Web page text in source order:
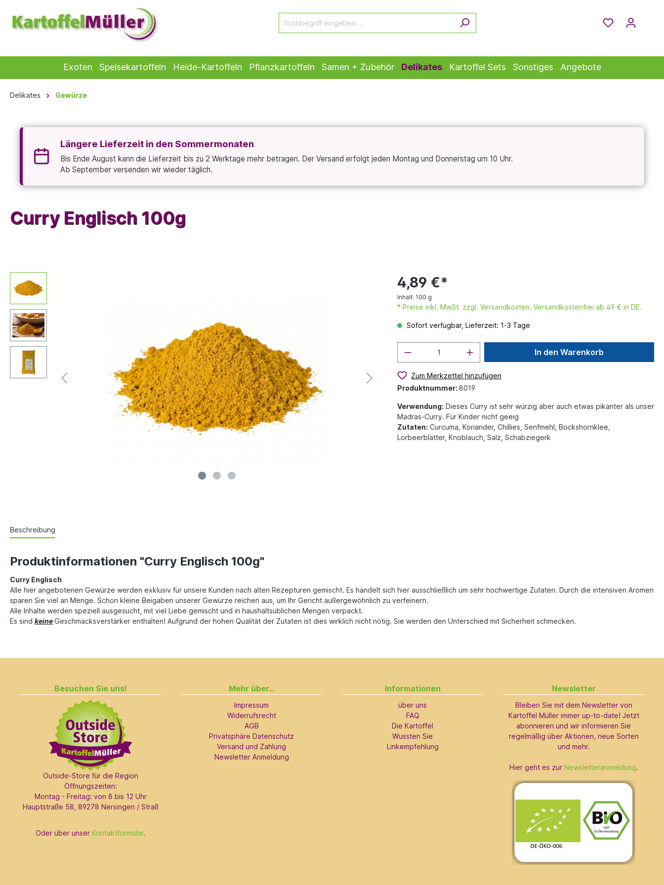
Exoten Speisekartoffeln Heide-Kartoffeln Pflanzkartoffeln Samen + Zubehör Delikates Kartoffel Sets Sonstiges Angebote
Delikates Gewürze
Längere Lieferzeit in den Sommermonaten
Bis Ende August kann die Lieferzeit bis zu 2 Werktage mehr betragen. Der Versand erfolgt jeden Montag und Donnerstag um 10 Uhr.
Ab September versenden wir wieder täglich.
Curry Englisch 100g
4,89 €*
Inhalt: 100 g
* Preise inkl. MwSt. zzgl. Versandkosten. Versandkostenfrei ab 49 € in DE.
Sofort verfügbar, Lieferzeit: 1-3 Tage
In den Warenkorb
Zum Merkzettel hinzufügen
Produktnummer: 8019
Verwendung: Dieses Curry ist sehr würzig aber auch etwas pikanter als unser
Madras-Curry. Für Kinder nicht geeig
Zutaten: Curcuma, Koriander, Chillies, Senfmehl, Bockshornklee,
Lorbeerblätter, Knoblauch, Salz, Schabziegerk
Beschreibung
Produktinformationen "Curry Englisch 100g"
Curry Englisch
Alle hier angebotenen Gewürze werden exklusiv für unsere Kunden nach alten Rezepturen gemischt. Es handelt sich hier ausschließlich um sehr hochwertige Zutaten. Durch die intensiven Aromen
sparen Sie viel an Menge. Schon kleine Beigaben unserer Gewürze reichen aus, um Ihr Gericht außergewöhnlich zu verfeinern.
Alle Inhalte werden speziell ausgesucht, mit viel Liebe gemischt und in haushaltsüblichen Mengen verpackt.
Es sind keineGeschmacksverstärker enthalten! Aufgrund der hohen Qualität der Zutaten ist dies wirklich nicht nötig. Sie werden den Unterschied mit Sicherheit schmecken.
Mehr über...
Impressum
Widerrufsrecht
AGB
Privatsphäre Datenschutz
Versand und Zahlung
Newsletter Anmeldung
Informationen
über uns
FAQ
Die Kartoffel
Wussten Sie
Linkempfehlung
Besuchen Sie uns!
Outside-Store für die Region
Öffnungszeiten:
Montag - Freitag: von 8 bis 12 Uhr
Hauptstraße 58, 89278 Nersingen / Straß
Oder über unser Kontaktformular.
Newsletter
Bleiben Sie mit dem Newsletter von
Kartoffel Müller immer up-to-date! Jetzt
abonnieren und wir informieren Sie
regelmäßig über Aktionen, neue Sorten
und mehr.
Hier geht es zur Newsletteranmeldung.